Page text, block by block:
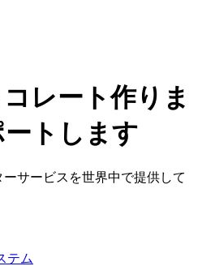
レート作りま
トします
サービスを世界中で提供して
テム